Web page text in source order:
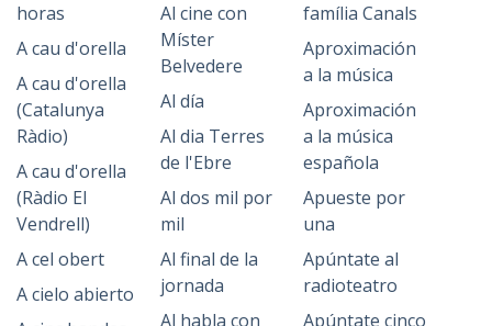
horas
A cau d'orella
A cau d'orella
(Catalunya
Ràdio)
A cau d'orella
(Ràdio El
Vendrell)
A cel obert
A cielo abierto
Al cine con
Míster
Belvedere
Al día
Al dia Terres
de l'Ebre
Al dos mil por
mil
Al final de la
jornada
Al habla con
família Canals
Aproximación
a la música
Aproximación
a la música
española
Apueste por
una
Apúntate al
radioteatro
Apúntate cinco